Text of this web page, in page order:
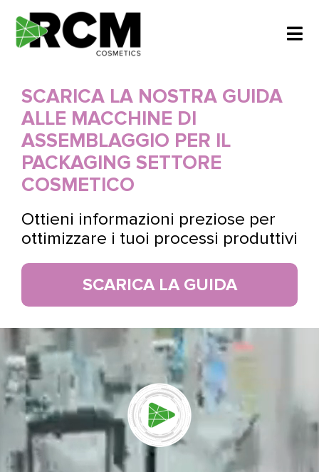
contenuto
IL TUO REGALO
CHI SIAMO
DICONO DI NOI
SCARICA ORA
SCARICA LA NOSTRA GUIDA
ALLE MACCHINE DI
ASSEMBLAGGIO PER IL
PACKAGING SETTORE
COSMETICO
Ottieni informazioni preziose per
ottimizzare i tuoi processi produttivi
SCARICA LA GUIDA